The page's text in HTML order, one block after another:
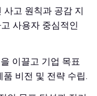
사고 원칙과 공감 지
사용자 중심적인
이끌고 기업 목표
비전 및 전략 수립.